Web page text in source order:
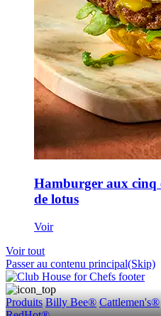
Hamburger aux cinq
de lotus
Voir
Voir tout
Passer au contenu principal(Skip)
Produits Billy Bee® Cattlemen's®